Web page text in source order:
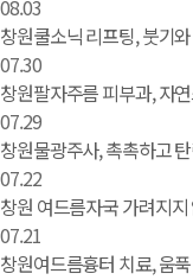
08.03
창원쿨소닉 리프팅, 붓기
07.30
창원팔자주름 피부과, 자
07.29
창원물광주사, 촉촉하고
07.22
창원 여드름자국 가려지
07.21
창원여드름흉터 치료, 움